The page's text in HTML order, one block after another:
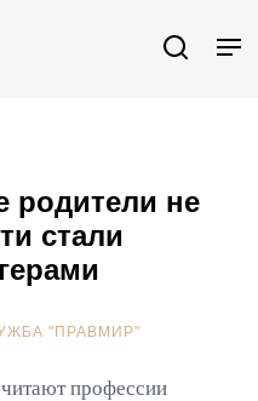
родители не
стали
"ПРАВМИР"
профессии